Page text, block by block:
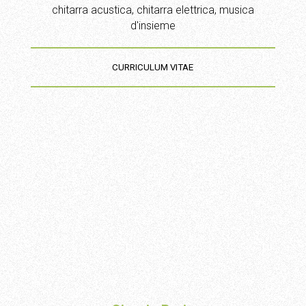
chitarra acustica, chitarra elettrica, musica
d'insieme
CURRICULUM VITAE